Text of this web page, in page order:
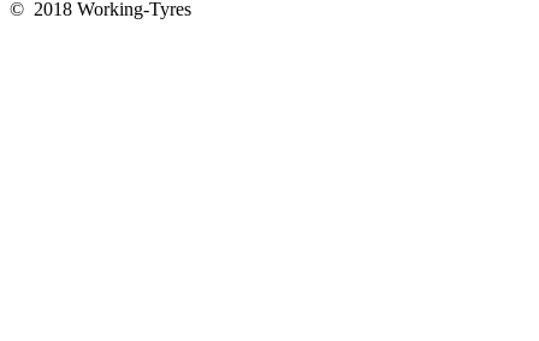
© 2018 Working-Tyres